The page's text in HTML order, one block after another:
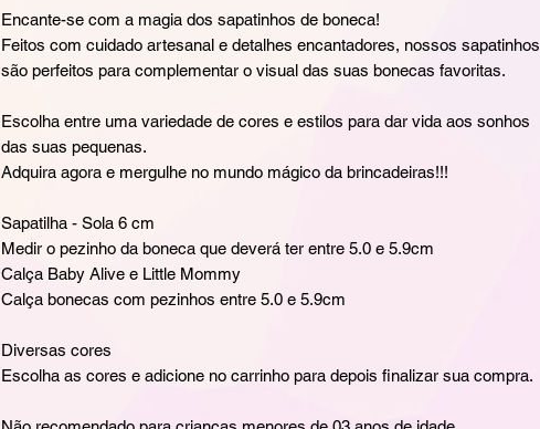
Encante-se com a magia dos sapatinhos de boneca!
Feitos com cuidado artesanal e detalhes encantadores, nossos sapatinhos
são perfeitos para complementar o visual das suas bonecas favoritas.
Escolha entre uma variedade de cores e estilos para dar vida aos sonhos
das suas pequenas.
Adquira agora e mergulhe no mundo mágico da brincadeiras!!!
Sapatilha - Sola 6 cm
Medir o pezinho da boneca que deverá ter entre 5.0 e 5.9cm
Calça Baby Alive e Little Mommy
Calça bonecas com pezinhos entre 5.0 e 5.9cm
Diversas cores
Escolha as cores e adicione no carrinho para depois finalizar sua compra.